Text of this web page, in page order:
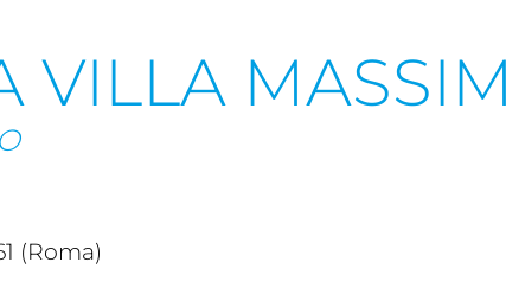
VILLA
(Roma)